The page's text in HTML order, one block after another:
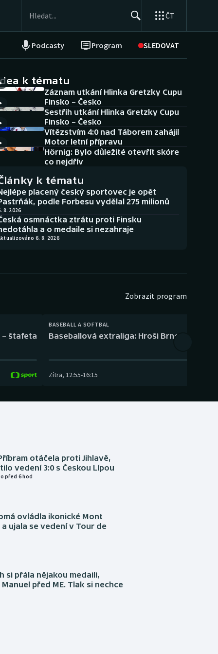
ČT
Podcasty Program SLEDOVAT
NEPŘEHLÉDNĚTE
Historické návraty
Aplikace ČT sport
AZ kvíz
k tématu
Záznam utkání Hlinka Gretzky Cupu
Finsko – Česko
Sestřih utkání Hlinka Gretzky Cupu
Finsko – Česko
Vítězstvím 4:0 nad Táborem zahájil
Motor letní přípravu
Hörnig: Bylo důležité otevřít skóre
co nejdřív
k tématu
placený český sportovec je opět
podle Forbesu vydělal 275 milionů
8. 2026
osmnáctka ztrátu proti Finsku
a o medaile si nezahraje
6. 8. 2026
Zobrazit program
– štafeta
BASEBALL A SOFTBAL
Baseballová extraliga: Hroši Brno – Eagles
Zítra, 12:55-16:15
otáčela proti Jihlavě,
vedení 3:0 s Českou Lípou
před 6 hod
ovládla ikonické Mont
ujala se vedení v Tour de
si přála nějakou medaili,
před ME. Tlak si nechce